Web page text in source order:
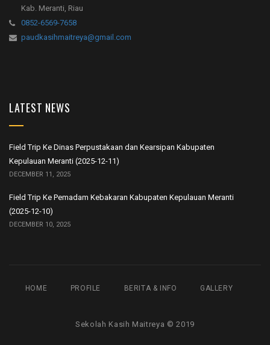
Kab. Meranti, Riau
0852-6569-7658
paudkasihmaitreya@gmail.com
LATEST NEWS
Field Trip Ke Dinas Perpustakaan dan Kearsipan Kabupaten
Kepulauan Meranti (2025-12-11)
DECEMBER 11, 2025
Field Trip Ke Pemadam Kebakaran Kabupaten Kepulauan Meranti
(2025-12-10)
DECEMBER 10, 2025
HOME PROFILE BERITA & INFO GALLERY
Sekolah Kasih Maitreya © 2019